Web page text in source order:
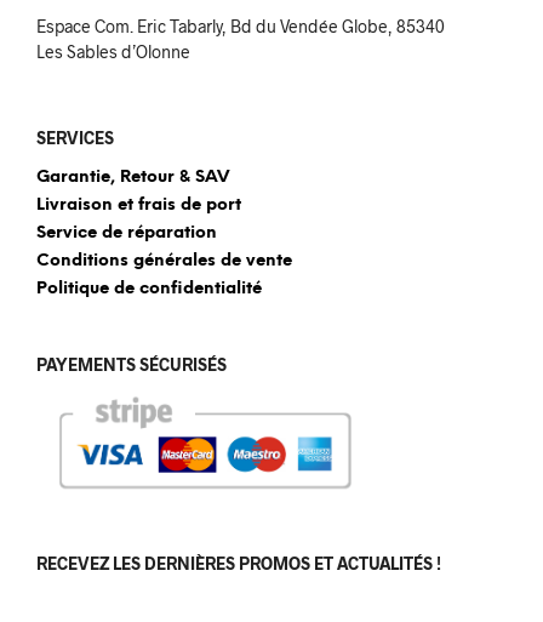
Espace Com. Eric Tabarly, Bd du Vendée Globe, 85340
Les Sables d’Olonne
SERVICES
Garantie, Retour & SAV
Livraison et frais de port
Service de réparation
Conditions générales de vente
Politique de confidentialité
PAYEMENTS SÉCURISÉS
RECEVEZ LES DERNIÈRES PROMOS ET ACTUALITÉS !